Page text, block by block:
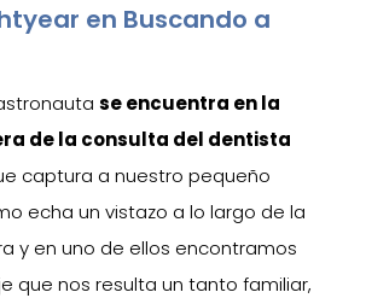
en Buscando a
se encuentra en la
de la consulta del dentista
captura a nuestro pequeño
echa un vistazo a lo largo de la
y en uno de ellos encontramos
que nos resulta un tanto familiar,